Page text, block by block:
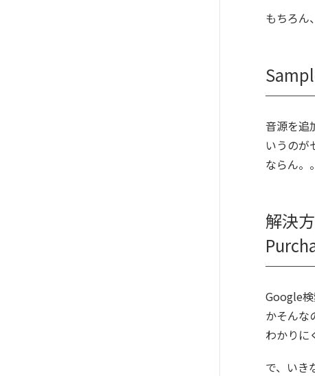
もちろん
音源を追
いうのが
ならん。
解決
Google
かそんな
わかりに
で、いき